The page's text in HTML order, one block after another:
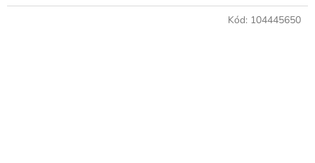
Kód: 104445650